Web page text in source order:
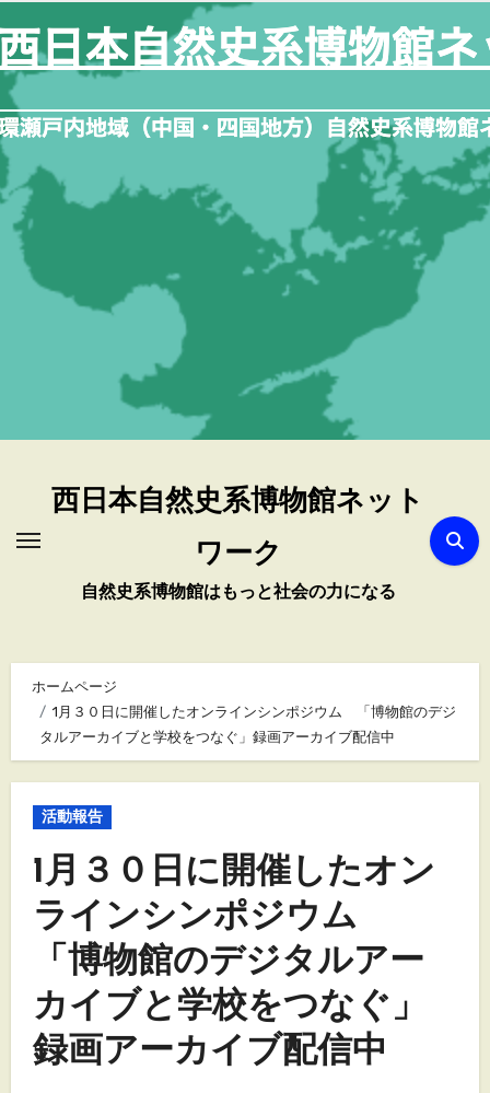
容
を
ス
キ
ッ
プ
西日本自然史系博物館ネット
ワーク
自然史系博物館はもっと社会の力になる
ホームページ
1月３０日に開催したオンラインシンポジウム 「博物館のデジ
タルアーカイブと学校をつなぐ」録画アーカイブ配信中
活動報告
1月３０日に開催したオン
ラインシンポジウム
「博物館のデジタルアー
カイブと学校をつなぐ」
録画アーカイブ配信中